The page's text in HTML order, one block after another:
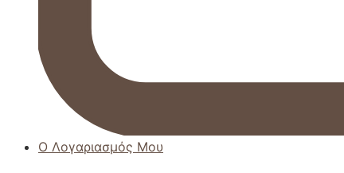
Ο Λογαριασμός Μου